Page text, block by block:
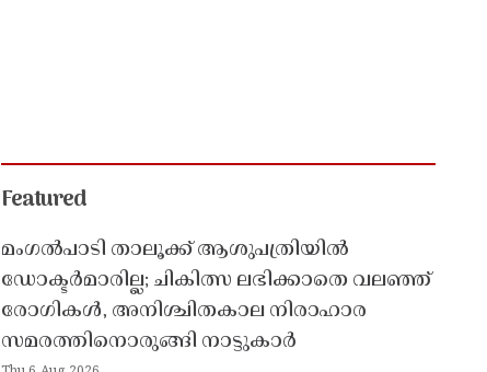
Featured
മംഗൽപാടി താലൂക്ക് ആശുപത്രിയിൽ
ഡോക്ടർമാരില്ല; ചികിത്സ ലഭിക്കാതെ വലഞ്ഞ്
രോഗികൾ, അനിശ്ചിതകാല നിരാഹാര
സമരത്തിനൊരുങ്ങി നാട്ടുകാർ